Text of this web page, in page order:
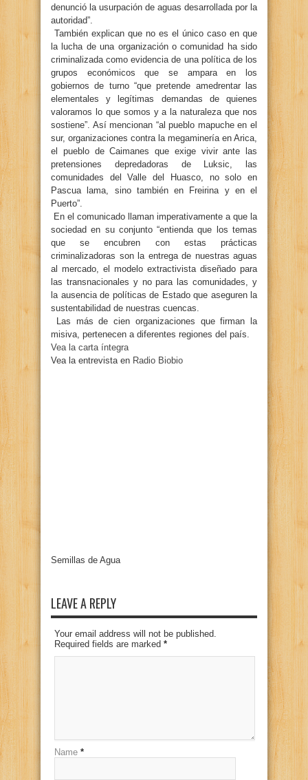
denunció la usurpación de aguas desarrollada por la
autoridad”.
También explican que no es el único caso en que
la lucha de una organización o comunidad ha sido
criminalizada como evidencia de una política de los
grupos económicos que se ampara en los
gobiernos de turno “que pretende amedrentar las
elementales y legítimas demandas de quienes
valoramos lo que somos y a la naturaleza que nos
sostiene”. Así mencionan “al pueblo mapuche en el
sur, organizaciones contra la megaminería en Arica,
el pueblo de Caimanes que exige vivir ante las
pretensiones depredadoras de Luksic, las
comunidades del Valle del Huasco, no solo en
Pascua lama, sino también en Freirina y en el
Puerto”.
En el comunicado llaman imperativamente a que la
sociedad en su conjunto “entienda que los temas
que se encubren con estas prácticas
criminalizadoras son la entrega de nuestras aguas
al mercado, el modelo extractivista diseñado para
las transnacionales y no para las comunidades, y
la ausencia de políticas de Estado que aseguren la
sustentabilidad de nuestras cuencas.
Las más de cien organizaciones que firman la
misiva, pertenecen a diferentes regiones del país.
Vea la carta íntegra
Vea la entrevista en Radio Biobio
Semillas de Agua
LEAVE A REPLY
Your email address will not be published.
Required fields are marked *
Name *